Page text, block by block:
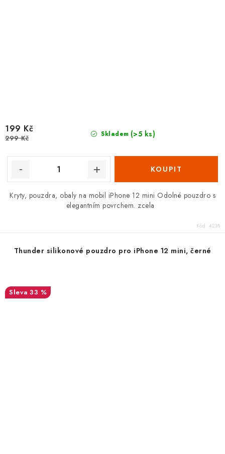
Skladem (>5 ks)
199 Kč
299 Kč
Kryty, pouzdra, obaly na mobil iPhone 12 mini Odolné pouzdro s
elegantním povrchem. zcela
Kód: 4238
Thunder silikonové pouzdro pro iPhone 12 mini, černé
33 %